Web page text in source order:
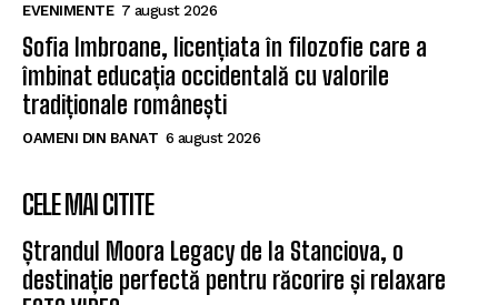
EVENIMENTE 7 august 2026
Sofia Imbroane, licențiata în filozofie care a
îmbinat educația occidentală cu valorile
tradiționale românești
OAMENI DIN BANAT 6 august 2026
CELE MAI CITITE
Ștrandul Moora Legacy de la Stanciova, o
destinație perfectă pentru răcorire și relaxare